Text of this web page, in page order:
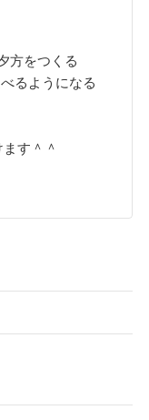
方をつくる
るようになる
す＾＾